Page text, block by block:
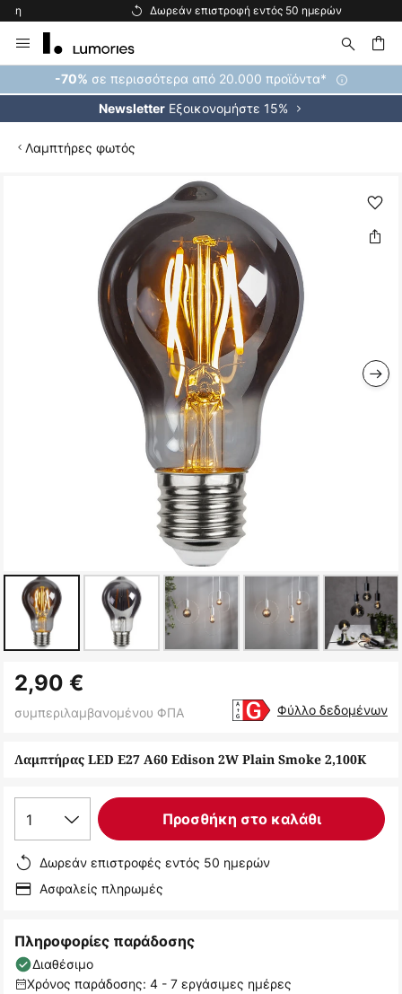
Δωρεάν επιστροφή εντός 50 ημερών
Μετάβαση
στο
περιεχόμενο
-70% σε περισσότερα από 20.000 προϊόντα*
Newsletter Εξοικονομήστε 15%
Λαμπτήρες φωτός
στην
αρχή
συλλογής
Λαμπτήρας LED E27 A60 Edison 2W Plain Smoke 2,100K
2,90 €
συμπεριλαμβανομένου ΦΠΑ Φύλλο δεδομένων
1 Προσθήκη στο καλάθι
Δωρεάν επιστροφές εντός 50 ημερών
Ασφαλείς πληρωμές
Πληροφορίες παράδοσης
Διαθέσιμο
Χρόνος παράδοσης: 4 - 7 εργάσιμες ημέρες